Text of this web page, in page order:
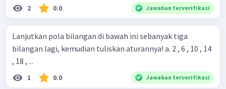
2 0.0 Jawaban terverifikasi
Lanjutkan pola bilangan di bawah ini sebanyak tiga
bilangan lagi, kemudian tuliskan aturannya! a. 2 , 6 , 10 , 14
, 18 , ...
1 0.0 Jawaban terverifikasi